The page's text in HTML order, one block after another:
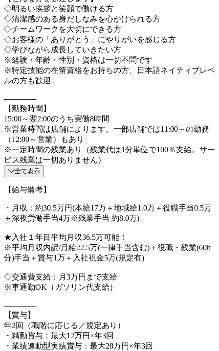
◇明るい挨拶と笑顔で働ける方
◇清潔感のある身だしなみを心がけられる方
◇チームワークを大切にできる方
◇お客様の「ありがとう」にやりがいを感じる方
◇学びながら成長していきたい方
※経験・年齢・性別・資格は一切不問です
※特定技能の在留資格をお持ちの方、日本語ネイティブレベ
ルの方も歓迎
──────
【勤務時間】
15:00～翌2:00のうち実働8時間
※営業時間は店舗によります。一部店舗では11:00～の勤務
（12:00～営業）もあり
※一定時間の残業あり（残業代は1分単位で100％支給。サー
ビス残業は一切ありません）
全て表示
【給与備考】
・月収：約30.5万円(本給17万＋地域給1.0万＋役職手当0.5万
＋深夜労働手当4万※残業手当 約8.0万)
★入社１年目平均月収36.5万可能！
※平均月収内訳/月給22.5万(一律手当含む)＋役職・残業(60h
分)手当＋賞与1万＋入社祝金5万(規定有)
◇交通費支給：月3万円まで支給
※車通勤OK（ガソリン代支給）
──────
【賞与】
年3回（職階に応じる／規定あり）
・精勤賞与：最大12万円×年3回
・業績連動型実績賞与：最大28万円×年3回